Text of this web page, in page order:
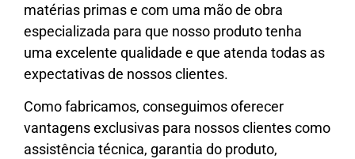
matérias primas e com uma mão de obra
especializada para que nosso produto tenha
uma excelente qualidade e que atenda todas as
expectativas de nossos clientes.
Como fabricamos, conseguimos oferecer
vantagens exclusivas para nossos clientes como
assistência técnica, garantia do produto,